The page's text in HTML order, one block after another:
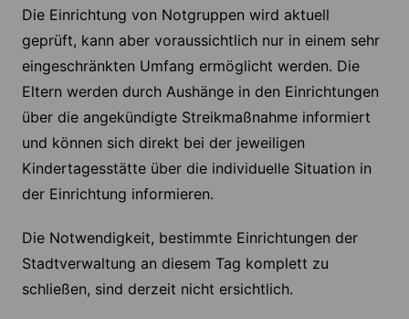
Die Einrichtung von Notgruppen wird aktuell
geprüft, kann aber voraussichtlich nur in einem sehr
eingeschränkten Umfang ermöglicht werden. Die
Eltern werden durch Aushänge in den Einrichtungen
über die angekündigte Streikmaßnahme informiert
und können sich direkt bei der jeweiligen
Kindertagesstätte über die individuelle Situation in
der Einrichtung informieren.
Die Notwendigkeit, bestimmte Einrichtungen der
Stadtverwaltung an diesem Tag komplett zu
schließen, sind derzeit nicht ersichtlich.